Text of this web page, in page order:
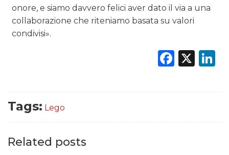
onore, e siamo davvero felici aver dato il via a una
collaborazione che riteniamo basata su valori
condivisi».
X
Tags: Lego
Related posts